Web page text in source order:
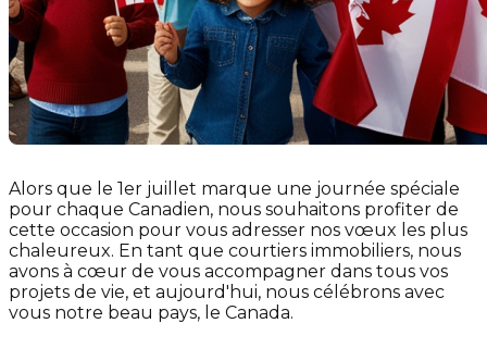
Alors que le 1er juillet marque une journée spéciale
pour chaque Canadien, nous souhaitons profiter de
cette occasion pour vous adresser nos vœux les plus
chaleureux. En tant que courtiers immobiliers, nous
avons à cœur de vous accompagner dans tous vos
projets de vie, et aujourd'hui, nous célébrons avec
vous notre beau pays, le Canada.